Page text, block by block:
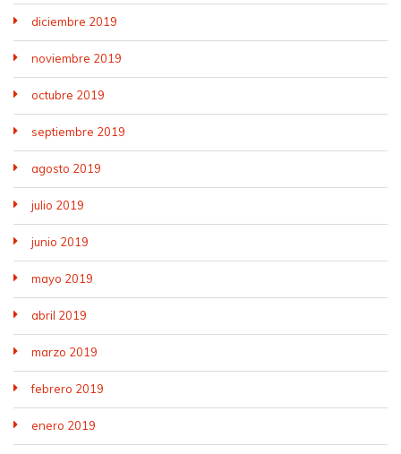
diciembre 2019
noviembre 2019
octubre 2019
septiembre 2019
agosto 2019
julio 2019
junio 2019
mayo 2019
abril 2019
marzo 2019
febrero 2019
enero 2019